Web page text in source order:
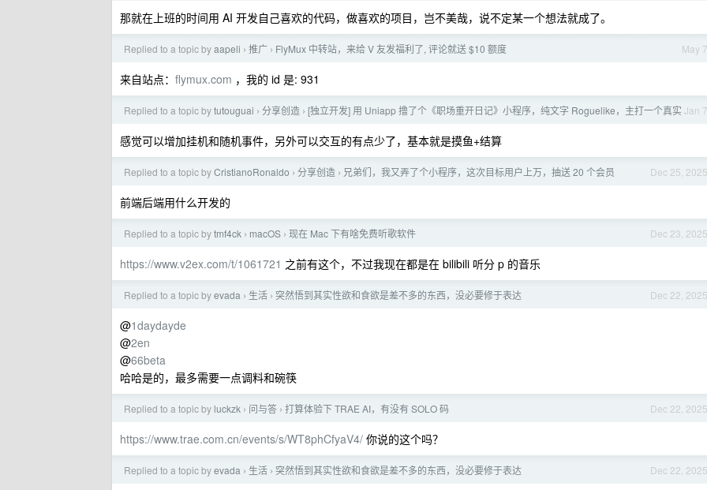
那就在上班的时间用 AI 开发自己喜欢的代码，做喜欢的项目，岂不美哉，说不定某一个想法就成了。
May 7
Replied to a topic byaapeli › 推广 › FlyMux 中转站，来给 V 友发福利了, 评论就送 $10 额度
来自站点： flymux.com ，我的 id 是: 931
Jan 7
Replied to a topic bytutouguai › 分享创造 › [独立开发] 用 Uniapp 撸了个《职场重开日记》小程序，纯文字 Roguelike，主打一个真实
感觉可以增加挂机和随机事件，另外可以交互的有点少了，基本就是摸鱼+结算
Dec 25, 2025
Replied to a topic byCristianoRonaldo › 分享创造 › 兄弟们，我又弄了个小程序，这次目标用户上万，抽送 20 个会员
前端后端用什么开发的
Dec 23, 2025
Replied to a topic bytmf4ck › macOS › 现在 Mac 下有啥免费听歌软件
https://www.v2ex.com/t/1061721 之前有这个，不过我现在都是在 bilibili 听分 p 的音乐
Dec 22, 2025
Replied to a topic byevada › 生活 › 突然悟到其实性欲和食欲是差不多的东西，没必要修于表达
@1daydayde
@2en
@66beta
哈哈是的，最多需要一点调料和碗筷
Dec 22, 2025
Replied to a topic by luckzk › 问与答 › 打算体验下 TRAE AI，有没有 SOLO 码
https://www.trae.com.cn/events/s/WT8phCfyaV4/ 你说的这个吗？
Dec 22, 2025
Replied to a topic byevada › 生活 › 突然悟到其实性欲和食欲是差不多的东西，没必要修于表达